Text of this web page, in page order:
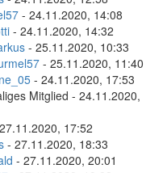
- 24.11.2020, 14:08
- 24.11.2020, 14:32
- 25.11.2020, 10:33
- 25.11.2020, 11:40
- 24.11.2020, 17:53
Mitglied - 24.11.2020,
17:52
- 27.11.2020, 18:33
- 27.11.2020, 20:01